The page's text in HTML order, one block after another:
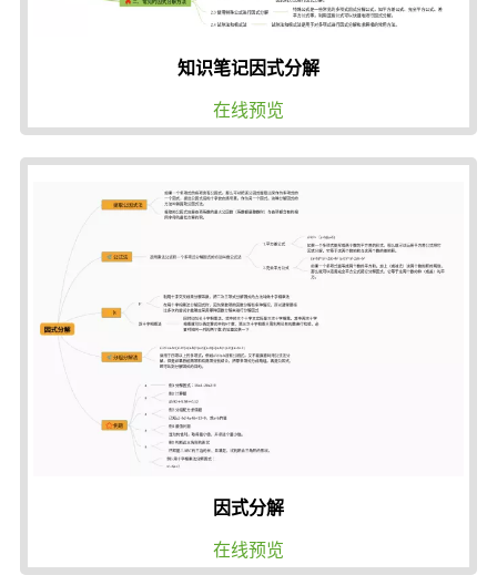
知识笔记因式分解
在线预览
因式分解
在线预览